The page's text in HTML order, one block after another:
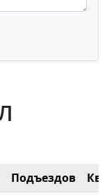
Подъездов